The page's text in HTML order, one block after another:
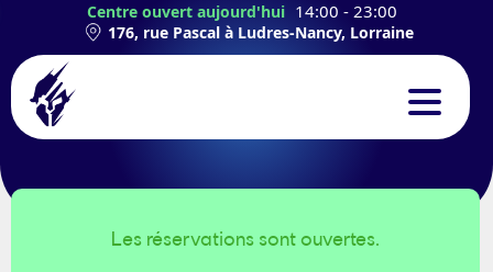
Centre ouvert aujourd'hui 14:00 - 23:00
176, rue Pascal à Ludres-Nancy, Lorraine
EXPÉRIENCESLes réservations sont ouvertes.